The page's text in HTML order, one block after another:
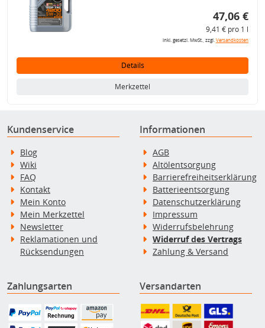
47,06 €
9,41 € pro 1 l
inkl. gesetzl. MwSt., zzgl.Versandkosten
Details
Merkzettel
Kundenservice
Blog
Wiki
FAQ
Kontakt
Mein Konto
Mein Merkzettel
Newsletter
Reklamationen und
Rücksendungen
Informationen
AGB
Altölentsorgung
Barrierefreiheitserklärung
Batterieentsorgung
Datenschutzerklärung
Impressum
Widerrufsbelehrung
Widerruf des Vertrags
Zahlung & Versand
Zahlungsarten Versandarten